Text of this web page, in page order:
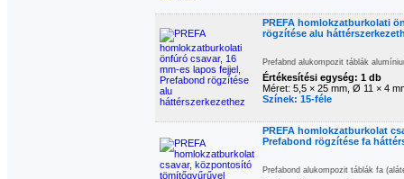
PREFA homlokzatburkolati
rögzítése alu
Prefabnd alukompozit táblák
Értékesítési egység: 1 db
Méret: 5,5 × 25 mm, Ø 11 × 4
Színek: 15-féle
PREFA homlokzatburkolat
Prefabond rögzítése fa
Prefabond alukompozit táblák fa